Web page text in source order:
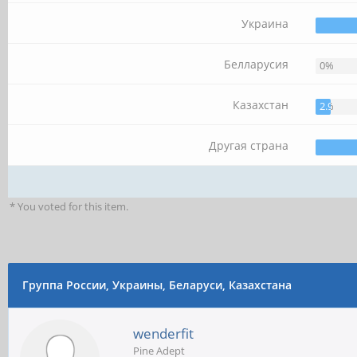
Украина
Белларусия 0%
Казахстан 2.94%
Другая страна
* You voted for this item.
Группа России, Украины, Беларуси, Казахстана
wenderfit
Pine Adept